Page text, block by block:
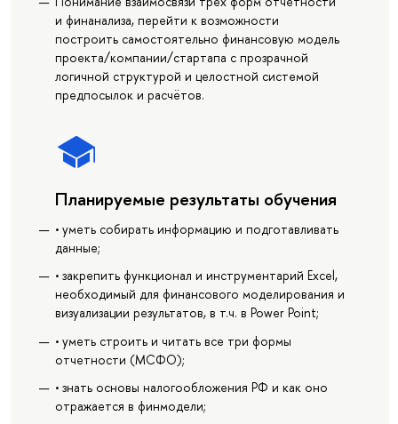
и финанализа, перейти к возможности
построить самостоятельно финансовую модель
проекта/компании/стартапа с прозрачной
логичной структурой и целостной системой
предпосылок и расчётов.
Планируемые результаты обучения
• уметь собирать информацию и подготавливать
данные;
• закрепить функционал и инструментарий Excel,
необходимый для финансового моделирования и
визуализации результатов, в т.ч. в Power Point;
• уметь строить и читать все три формы
отчетности (МСФО);
• знать основы налогообложения РФ и как оно
отражается в финмодели;